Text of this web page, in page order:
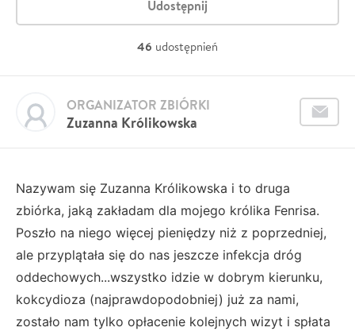
Udostępnij
46 udostępnień
Zuzanna Królikowska
ORGANIZATOR ZBIÓRKI
Nazywam się Zuzanna Królikowska i to druga
zbiórka, jaką zakładam dla mojego królika Fenrisa.
Poszło na niego więcej pieniędzy niż z poprzedniej,
ale przyplątała się do nas jeszcze infekcja dróg
oddechowych...wszystko idzie w dobrym kierunku,
kokcydioza (najprawdopodobniej) już za nami,
zostało nam tylko opłacenie kolejnych wizyt i spłata